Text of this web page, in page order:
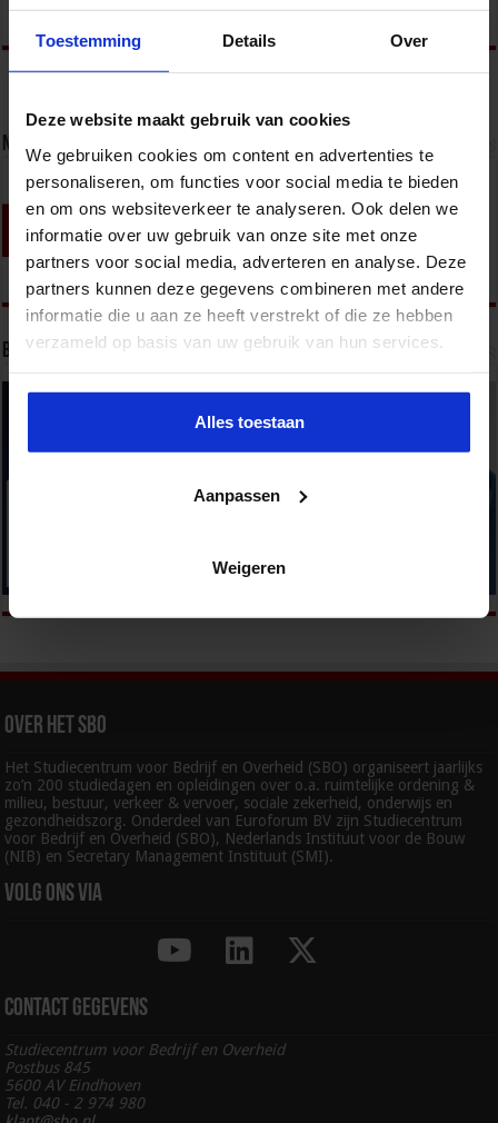
Toestemming Details Over
Deze website maakt gebruik van cookies
We gebruiken cookies om content en advertenties te
personaliseren, om functies voor social media te bieden
en om ons websiteverkeer te analyseren. Ook delen we
informatie over uw gebruik van onze site met onze
partners voor social media, adverteren en analyse. Deze
partners kunnen deze gegevens combineren met andere
informatie die u aan ze heeft verstrekt of die ze hebben
verzameld op basis van uw gebruik van hun services.
Alles toestaan
Aanpassen
Weigeren
Nieuwsbrief
Bekijk onze opleidingen
Over het SBO
Het Studiecentrum voor Bedrijf en Overheid (SBO) organiseert jaarlijks
zo’n 200 studiedagen en opleidingen over o.a. ruimtelijke ordening &
milieu, bestuur, verkeer & vervoer, sociale zekerheid, onderwijs en
gezondheidszorg. Onderdeel van Euroforum BV zijn Studiecentrum
voor Bedrijf en Overheid (SBO), Nederlands Instituut voor de Bouw
(NIB) en Secretary Management Instituut (SMI).
Volg ons via
Contact gegevens
Studiecentrum voor Bedrijf en Overheid
Postbus 845
5600 AV Eindhoven
Tel. 040 - 2 974 980